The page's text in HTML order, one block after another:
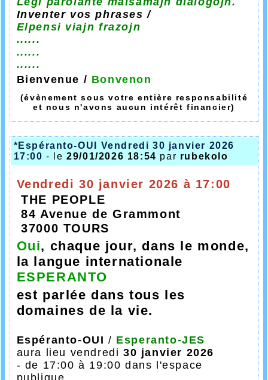
Inventer vos phrases /
Elpensi viajn frazojn
......
......
......
Bienvenue / Bonvenon
(évènement sous votre entière responsabilité
et nous n'avons aucun intérêt financier)
*Espéranto-OUI Vendredi 30 janvier 2026
17:00 - le29/01/2026 18:54 par rubekolo
Vendredi 30 janvier 2026 à 17:00
THE PEOPLE
84 Avenue de Grammont
37000 TOURS
Oui, chaque jour, dans le monde,
la langue internationale
ESPERANTO
est parlée dans tous les
domaines de la vie.
Espéranto-OUI / Esperanto-JES
aura lieu vendredi 30 janvier 2026
- de 17:00 à 19:00 dans l'espace
publique